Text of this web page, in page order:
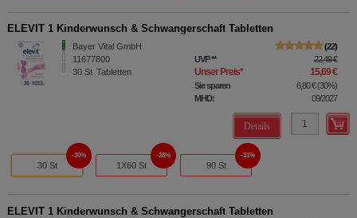
ELEVIT 1 Kinderwunsch & Schwangerschaft Tabletten
Bayer Vital GmbH
11677800
30 St Tabletten
22
UVP** 22,49 €
Unser Preis* 15,69 €
Sie sparen 6,80 €(30%)
MHD:
09/2027
Details
30 St
30%
1X60 St
28%
90 St
31%
ELEVIT 1 Kinderwunsch & Schwangerschaft Tabletten